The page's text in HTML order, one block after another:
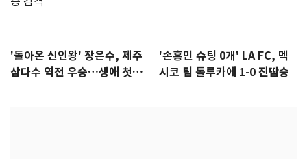
'돌아온 신인왕' 장은수, 제주
삼다수 역전 우승…생애 첫승
'손흥민 슈팅 0개' LA FC, 멕
시코 팀 톨루카에 1-0 진땀승